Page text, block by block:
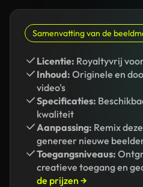
Samenvatting van de
Licentie: Royaltyvrij
Inhoud: Originele en
video's
Specificaties:
kwaliteit
Aanpassing: Remix
genereer nieuwe
Toegangsniveaus:
creatieve toegang en
de prijzen →